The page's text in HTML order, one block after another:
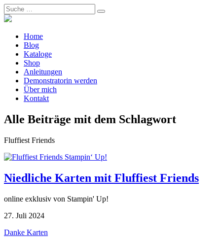
Home
Blog
Kataloge
Shop
Anleitungen
Demonstratorin werden
Über mich
Kontakt
Alle Beiträge mit dem Schlagwort
Fluffiest Friends
Niedliche Karten mit Fluffiest Friends
online exklusiv von Stampin' Up!
27. Juli 2024
Danke Karten